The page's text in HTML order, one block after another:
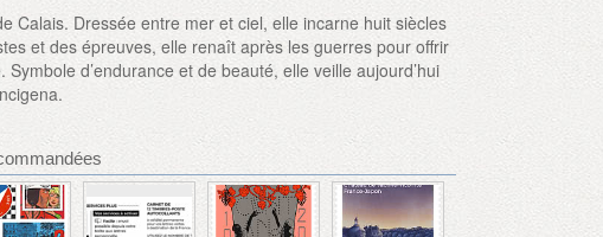
Calais. Dressée entre mer et ciel, elle incarne huit siècles
et des épreuves, elle renaît après les guerres pour offrir
d’endurance et de beauté, elle veille aujourd’hui